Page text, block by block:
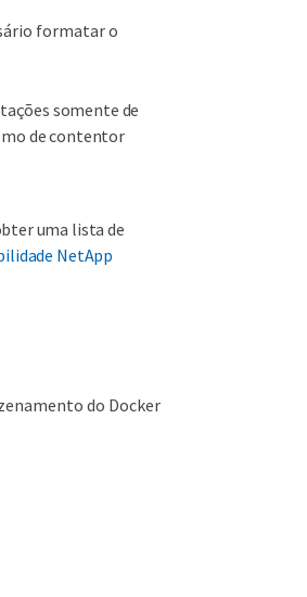
formatar o
somente de
de contentor
uma lista de
NetApp
do Docker